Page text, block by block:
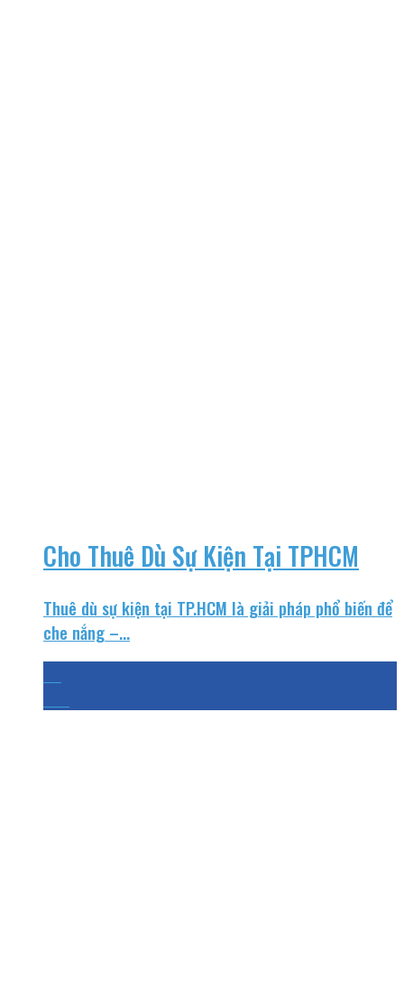
Cho Thuê Dù Sự Kiện Tại TPHCM
Thuê dù sự kiện tại TP.HCM là giải pháp phổ biến để
che nắng –...